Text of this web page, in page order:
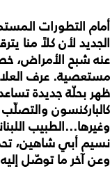
أمام التطورات
الجديد لأن كلاً منا
عنه شبح الأمراض،
مستعصية. عرف
ظهر بحلّة جديدة
كالباركنسون
وغيرها...الطبيب
نسيم أبي شاهين،
وعن آخر ما توصّل